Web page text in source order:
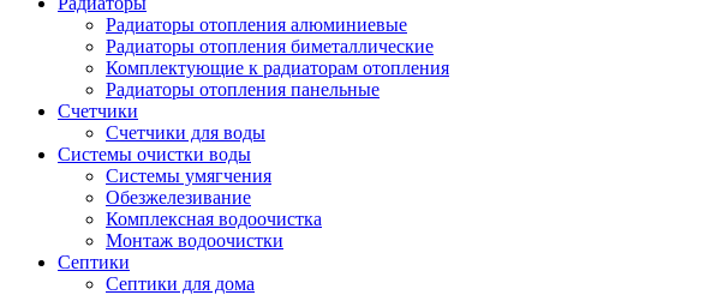
Радиаторы отопления алюминиевые
Радиаторы отопления биметаллические
Комплектующие к радиаторам отопления
Радиаторы отопления панельные
Cчетчики
Счетчики для воды
Системы очистки воды
Системы умягчения
Обезжелезивание
Комплексная водоочистка
Монтаж водоочистки
Септики
Септики для дома